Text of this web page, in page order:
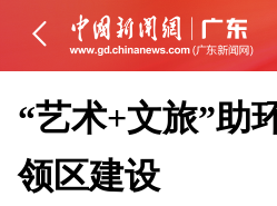
“艺术+文旅”助
领区建设